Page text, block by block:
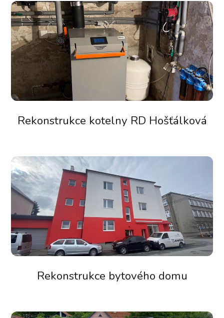
Rekonstrukce kotelny RD Hošťálková
Rekonstrukce bytového domu